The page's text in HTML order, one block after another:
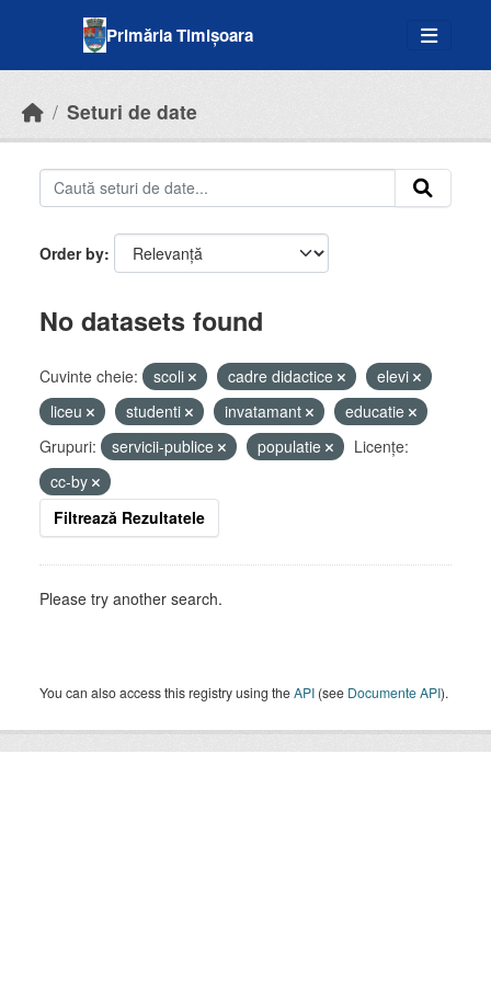
Primăria Timișoara
Seturi de date
Order by
No datasets found
Cuvinte cheie: scoli cadre didactice
elevi
liceu
studenti invatamant
educatie
Grupuri:
servicii-publice populatie
Licenţe:
cc-by
Filtrează Rezultatele
Please try another search.
You can also access this registry using theAPI (see Documente API).